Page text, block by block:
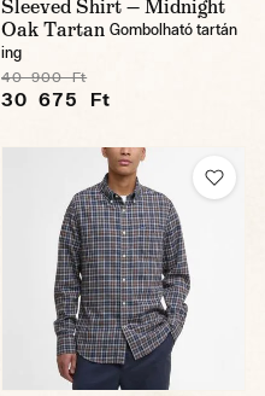
Sleeved Shirt — Midnight
Oak Tartan Gombolható tartán
ing
40 900 Ft
30 675 Ft